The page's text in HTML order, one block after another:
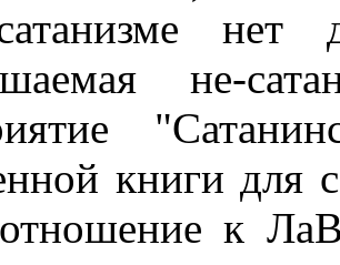
нет
не-
книги для
к